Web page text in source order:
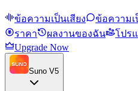
ข้อความเป็นเสียง ข้อความ
ราคา
ผลงานของฉัน โปร
Upgrade Now
Suno V5